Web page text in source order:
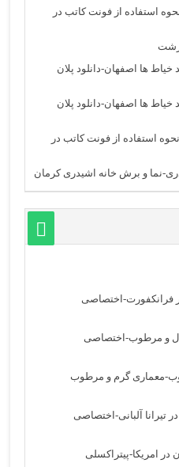
استفاده از فونت کاتب در
رشت
ها اصفهان-دانلود پلان
ها اصفهان-دانلود پلان
استفاده از فونت کاتب در
نما و برش خانه اشیدری کرمان
فرانکفورت-اختصاصی
و مرطوب-اختصاصی
معماری گرم و مرطوب
آلبانی-اختصاصی
امریکا-پیتراکسلی